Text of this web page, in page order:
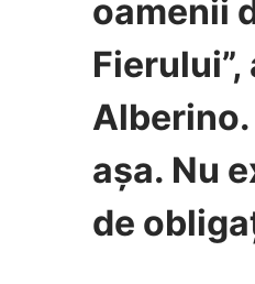
oamenii
Fierului”,
Alberino.
așa. Nu
de